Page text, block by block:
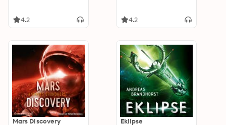
4.2 4.2
Mars Discovery
Eklipse